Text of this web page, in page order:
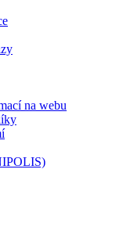
na webu